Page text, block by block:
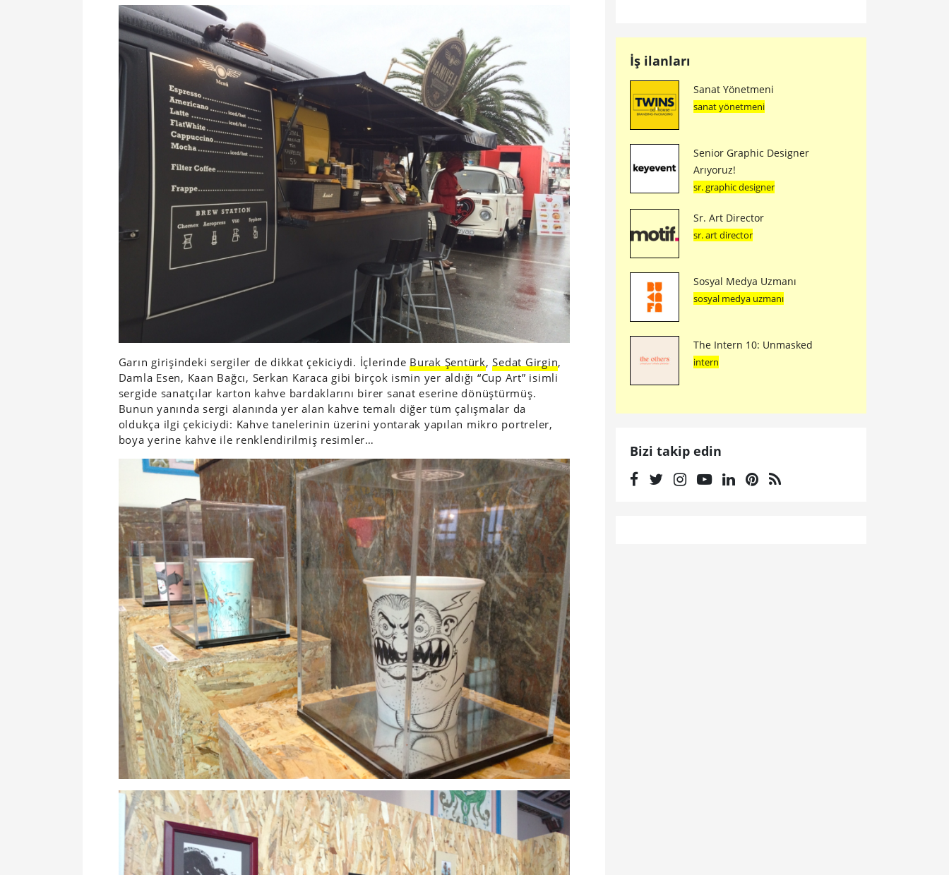
Garın girişindeki sergiler de dikkat çekiciydi. İçlerinde Burak Şentürk,Sedat Girgin,
Damla Esen, Kaan Bağcı, Serkan Karaca gibi birçok ismin yer aldığı “Cup Art” isimli
sergide sanatçılar karton kahve bardaklarını birer sanat eserine dönüştürmüş.
Bunun yanında sergi alanında yer alan kahve temalı diğer tüm çalışmalar da
oldukça ilgi çekiciydi: Kahve tanelerinin üzerini yontarak yapılan mikro portreler,
boya yerine kahve ile renklendirilmiş resimler…
İş ilanları
Sanat Yönetmeni
sanat yönetmeni
Senior Graphic Designer
Arıyoruz!
sr. graphic designer
Sr. Art Director
sr. art director
Sosyal Medya Uzmanı
sosyal medya uzmanı
The Intern 10: Unmasked
intern
Bizi takip edin